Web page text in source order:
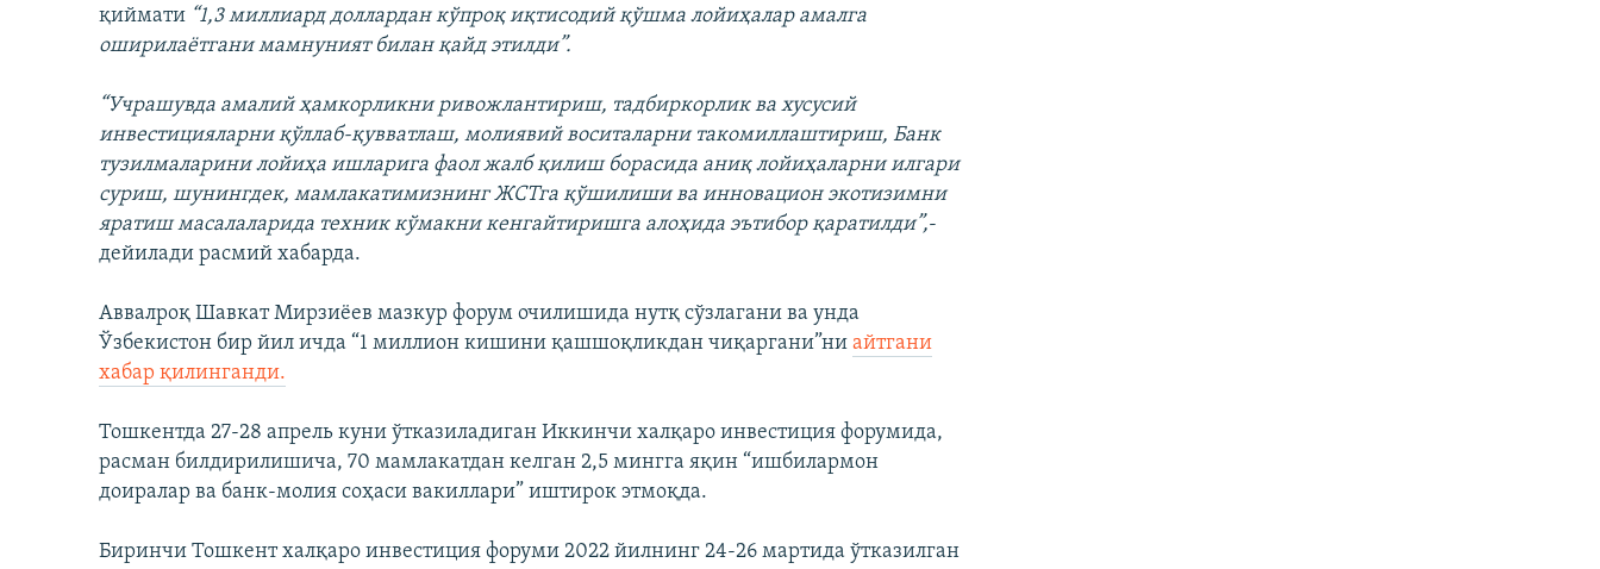
қиймати “1,3 миллиард доллардан кўпроқ иқтисодий қўшма лойиҳалар амалга
оширилаётгани мамнуният билан қайд этилди”.
“Учрашувда амалий ҳамкорликни ривожлантириш, тадбиркорлик ва хусусий
инвестицияларни қўллаб-қувватлаш, молиявий воситаларни такомиллаштириш, Банк
тузилмаларини лойиҳа ишларига фаол жалб қилиш борасида аниқ лойиҳаларни илгари
суриш, шунингдек, мамлакатимизнинг ЖСТга қўшилиши ва инновацион экотизимни
яратиш масалаларида техник кўмакни кенгайтиришга алоҳида эътибор қаратилди”,-
дейилади расмий хабарда.
Аввалроқ Шавкат Мирзиёев мазкур форум очилишида нутқ сўзлагани ва унда
Ўзбекистон бир йил ичда “1 миллион кишини қашшоқликдан чиқаргани”ни айтгани
хабар қилинганди.
Тошкентда 27-28 апрель куни ўтказиладиган Иккинчи халқаро инвестиция форумида,
расман билдирилишича, 70 мамлакатдан келган 2,5 мингга яқин “ишбилармон
доиралар ва банк-молия соҳаси вакиллари” иштирок этмоқда.
Биринчи Тошкент халқаро инвестиция форуми 2022 йилнинг 24-26 мартида ўтказилган